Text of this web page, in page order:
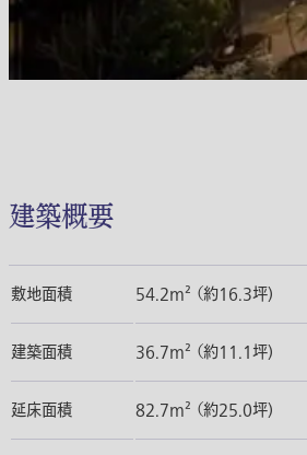
建築概要
敷地面積 54.2m² （約16.3坪)
建築面積 36.7m² （約11.1坪)
延床面積 82.7m² （約25.0坪)